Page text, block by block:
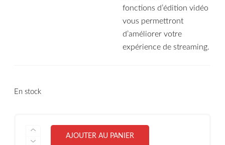
fonctions d’édition vidéo
vous permettront
d’améliorer votre
expérience de streaming.
En stock
QUANTITÉ
AJOUTER AU PANIER